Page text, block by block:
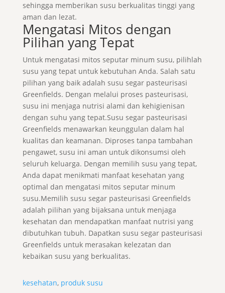
sehingga memberikan susu berkualitas tinggi yang
aman dan lezat.
Mengatasi Mitos dengan
Pilihan yang Tepat
Untuk mengatasi mitos seputar minum susu, pilihlah
susu yang tepat untuk kebutuhan Anda. Salah satu
pilihan yang baik adalah susu segar pasteurisasi
Greenfields. Dengan melalui proses pasteurisasi,
susu ini menjaga nutrisi alami dan kehigienisan
dengan suhu yang tepat.Susu segar pasteurisasi
Greenfields menawarkan keunggulan dalam hal
kualitas dan keamanan. Diproses tanpa tambahan
pengawet, susu ini aman untuk dikonsumsi oleh
seluruh keluarga. Dengan memilih susu yang tepat,
Anda dapat menikmati manfaat kesehatan yang
optimal dan mengatasi mitos seputar minum
susu.Memilih susu segar pasteurisasi Greenfields
adalah pilihan yang bijaksana untuk menjaga
kesehatan dan mendapatkan manfaat nutrisi yang
dibutuhkan tubuh. Dapatkan susu segar pasteurisasi
Greenfields untuk merasakan kelezatan dan
kebaikan susu yang berkualitas.
kesehatan, produk susu